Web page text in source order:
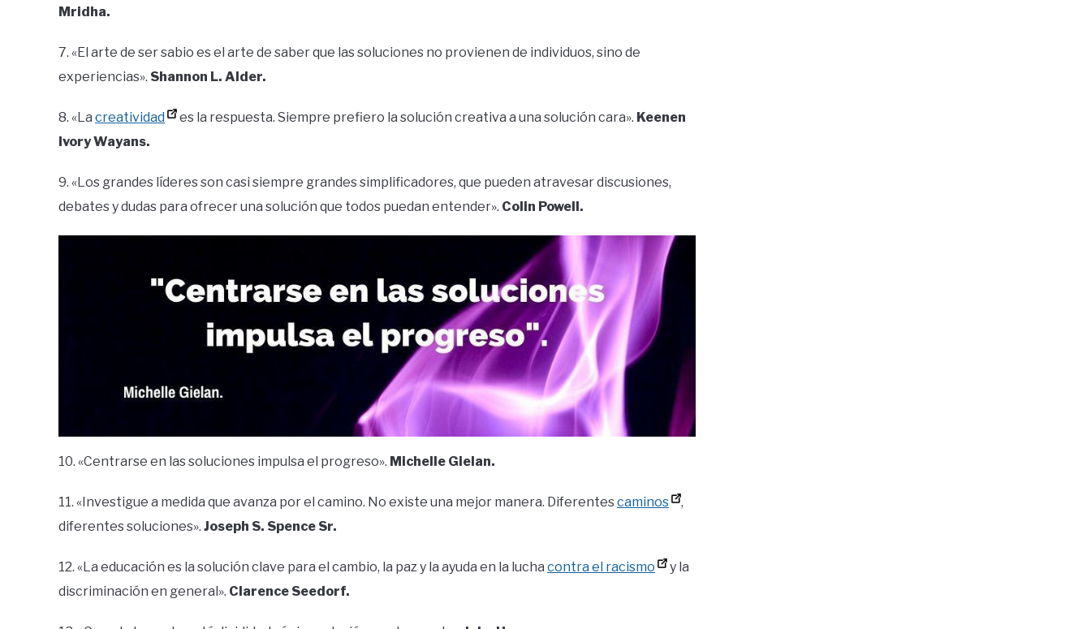
Mridha.
7. «El arte de ser sabio es el arte de saber que las soluciones no provienen de individuos, sino de
experiencias». Shannon L. Alder.
8. «La creatividad es la respuesta. Siempre prefiero la solución creativa a una solución cara». Keenen
Ivory Wayans.
9. «Los grandes líderes son casi siempre grandes simplificadores, que pueden atravesar discusiones,
debates y dudas para ofrecer una solución que todos puedan entender». Colin Powell.
10. «Centrarse en las soluciones impulsa el progreso». Michelle Gielan.
11. «Investigue a medida que avanza por el camino. No existe una mejor manera. Diferentescaminos
,
diferentes soluciones». Joseph S. Spence Sr.
12. «La educación es la solución clave para el cambio, la paz y la ayuda en la lucha contra el racismo
y la
discriminación en general». Clarence Seedorf.